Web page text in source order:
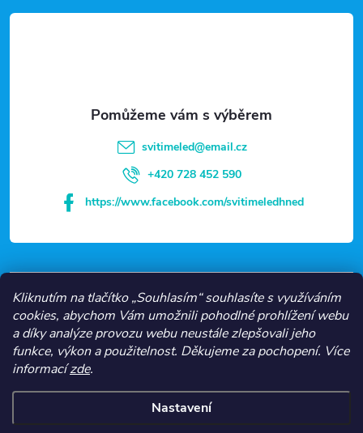
Kliknutím na tlačítko „Souhlasím“ souhlasíte s využíváním
cookies, abychom Vám umožnili pohodlné prohlížení webu
a díky analýze provozu webu neustále zlepšovali jeho
funkce, výkon a použitelnost. Děkujeme za pochopení. Více
informacízde.
Nastavení
á
VŠE O NÁKUPU
NEJČASTĚJŠÍ KATEGORIE
svitimeled@email.cz
+420 728 452 590
https://www.facebook.com/svitimeledhned